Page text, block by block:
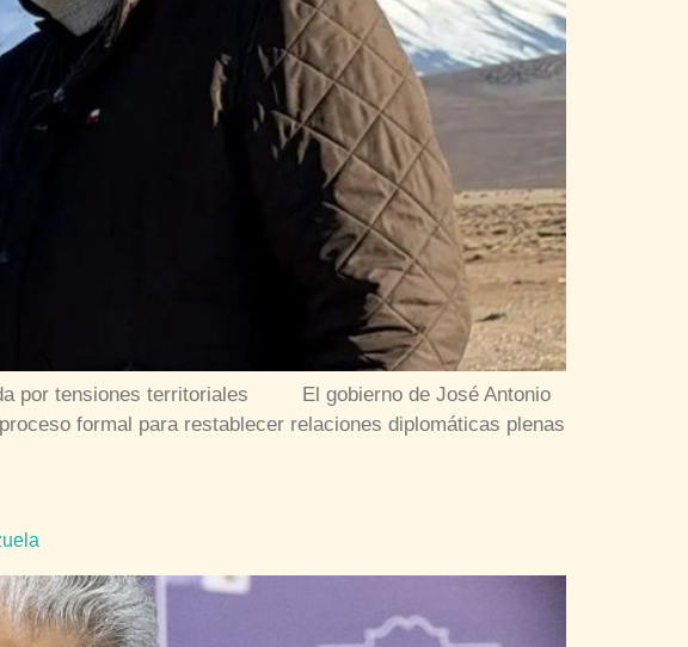
por tensiones territoriales El gobierno de José Antonio
formal para restablecer relaciones diplomáticas plenas